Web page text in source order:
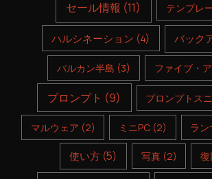
セール情報 (11) テンプレ
ハルシネーション (4) バック
バルカン半島 (3) ファイブ・
プロンプト (9) プロンプトス
マルウェア (2) ミニPC (2) ラン
使い方 (5) 写真(2) 復